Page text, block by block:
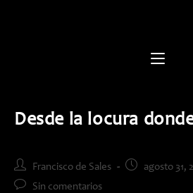
Desde la locura
Autor
de
Francisco de Sales
Publicación
agosto 31,
Comentarios
Sin comentarios